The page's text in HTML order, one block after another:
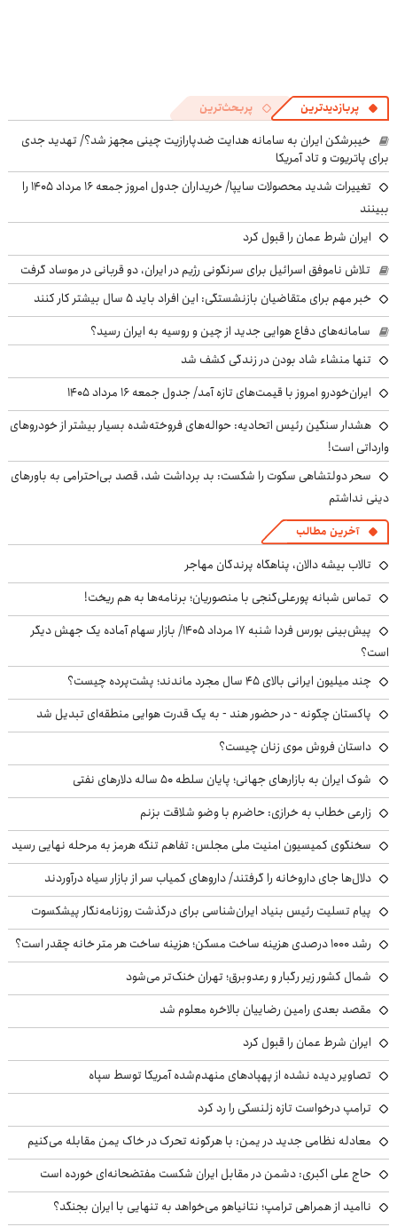
پربازدیدترین پربحث‌ترین
خیبرشکن ایران به سامانه هدایت ضدپارازیت چینی مجهز شد؟/ تهدید جدی
برای پاتریوت و تاد آمریکا
تغییرات شدید محصولات سایپا/ خریداران جدول امروز جمعه ۱۶ مرداد ۱۴۰۵ را
ببینند
ایران شرط عمان را قبول کرد
تلاش ناموفق اسرائیل برای سرنگونی رژیم در ایران، دو قربانی در موساد گرفت
خبر مهم برای متقاضیان بازنشستگی: این افراد باید ۵ سال بیشتر کار کنند
سامانه‌های دفاع هوایی جدید از چین و روسیه به ایران رسید؟
تنها منشاء شاد بودن در زندگی کشف شد
ایران‌خودرو امروز با قیمت‌های تازه آمد/ جدول جمعه ۱۶ مرداد ۱۴۰۵
هشدار سنگین رئیس اتحادیه: حواله‌های فروخته‌شده بسیار بیشتر از خودروهای
وارداتی است!
سحر دولتشاهی سکوت را شکست: بد برداشت شد، قصد بی‌احترامی به باورهای
دینی نداشتم
آخرین مطالب
تالاب بیشه دالان، پناهگاه پرندگان مهاجر
تماس شبانه پورعلی‌گنجی با منصوریان؛ برنامه‌ها به هم ریخت!
پیش‌بینی بورس فردا شنبه ۱۷ مرداد ۱۴۰۵/ بازار سهام آماده یک جهش دیگر
است؟
چند میلیون ایرانی بالای ۴۵ سال مجرد ماندند؛ پشت‌پرده چیست؟
پاکستان چگونه - در حضور هند - به یک قدرت هوایی منطقه‌ای تبدیل شد
داستان فروش موی زنان چیست؟
شوک ایران به بازارهای جهانی؛ پایان سلطه ۵۰ ساله دلارهای نفتی
زارعی خطاب به خرازی: حاضرم با وضو شلاقت بزنم
سخنگوی کمیسیون امنیت ملی مجلس: تفاهم تنگه هرمز به مرحله نهایی رسید
دلال‌ها جای داروخانه را گرفتند/ داروهای کمیاب سر از بازار سیاه درآوردند
پیام تسلیت رئیس بنیاد ایران‌شناسی برای درگذشت روزنامه‌نگار پیشکسوت
رشد ۱۰۰۰ درصدی هزینه ساخت مسکن؛ هزینه ساخت هر متر خانه چقدر است؟
شمال کشور زیر رگبار و رعدوبرق؛ تهران خنک‌تر می‌شود
مقصد بعدی رامین رضاییان بالاخره معلوم شد
ایران شرط عمان را قبول کرد
تصاویر دیده نشده از پهپادهای منهدم‌شده آمریکا توسط سپاه
ترامپ درخواست تازه زلنسکی را رد کرد
معادله نظامی جدید در یمن: با هرگونه تحرک در خاک یمن مقابله می‌کنیم
حاج علی اکبری: دشمن در مقابل ایران شکست مفتضحانه‌ای خورده است
ناامید از همراهی ترامپ؛ نتانیاهو می‌خواهد به تنهایی با ایران بجنگد؟